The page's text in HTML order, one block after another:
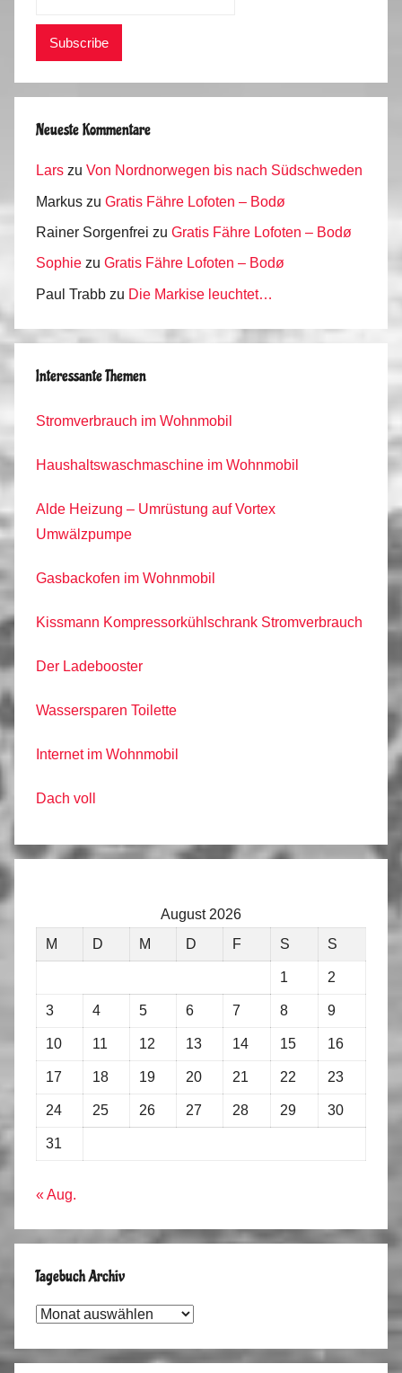
Neueste Kommentare
Lars zu Von Nordnorwegen bis nach Südschweden
Markus zu Gratis Fähre Lofoten – Bodø
Rainer Sorgenfrei zu Gratis Fähre Lofoten – Bodø
Sophie zu Gratis Fähre Lofoten – Bodø
Paul Trabb zu Die Markise leuchtet…
Interessante Themen
Stromverbrauch im Wohnmobil
Haushaltswaschmaschine im Wohnmobil
Alde Heizung – Umrüstung auf Vortex
Umwälzpumpe
Gasbackofen im Wohnmobil
Kissmann Kompressorkühlschrank Stromverbrauch
Der Ladebooster
Wassersparen Toilette
Internet im Wohnmobil
Dach voll
August 2026
M
D M D F S S
1 2
3 4 5 6 7 8 9
10 11 12 13 14 15 16
17 18 19 20 21 22 23
24 25 26 27 28 29 30
31
« Aug.
Tagebuch Archiv
Tagebuch